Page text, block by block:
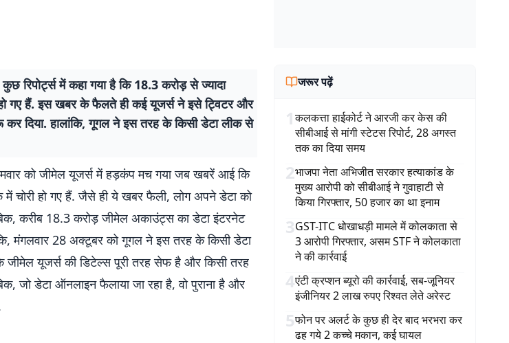
में कहा गया है कि 18.3 करोड़ से ज्यादा
गए हैं. इस खबर के फैलते ही कई यूजर्स ने इसे ट्विटर और
दिया. हालांकि, गूगल ने इस तरह के किसी डेटा लीक से
को जीमेल यूजर्स में हड़कंप मच गया जब खबरें आई कि
चोरी हो गए हैं. जैसे ही ये खबर फैली, लोग अपने डेटा को
करीब 18.3 करोड़ जीमेल अकाउंट्स का डेटा इंटरनेट
मंगलवार 28 अक्टूबर को गूगल ने इस तरह के किसी डेटा
जीमेल यूजर्स की डिटेल्स पूरी तरह सेफ है और किसी तरह
जो डेटा ऑनलाइन फैलाया जा रहा है, वो पुराना है और
जरूर पढ़ें
1कलकत्ता हाईकोर्ट ने आरजी कर केस की
सीबीआई से मांगी स्टेटस रिपोर्ट, 28 अगस्त
तक का दिया समय
2भाजपा नेता अभिजीत सरकार हत्याकांड के
मुख्य आरोपी को सीबीआई ने गुवाहाटी से
किया गिरफ्तार, 50 हजार का था इनाम
3GST-ITC धोखाधड़ी मामले में कोलकाता से
3 आरोपी गिरफ्तार, असम STF ने कोलकाता
ने की कार्रवाई
4एंटी क्रप्शन ब्यूरो की कार्रवाई, सब-जूनियर
इंजीनियर 2 लाख रुपए रिश्वत लेते अरेस्ट
5फोन पर अलर्ट के कुछ ही देर बाद भरभरा कर
ढह गये 2 कच्चे मकान, कई घायल